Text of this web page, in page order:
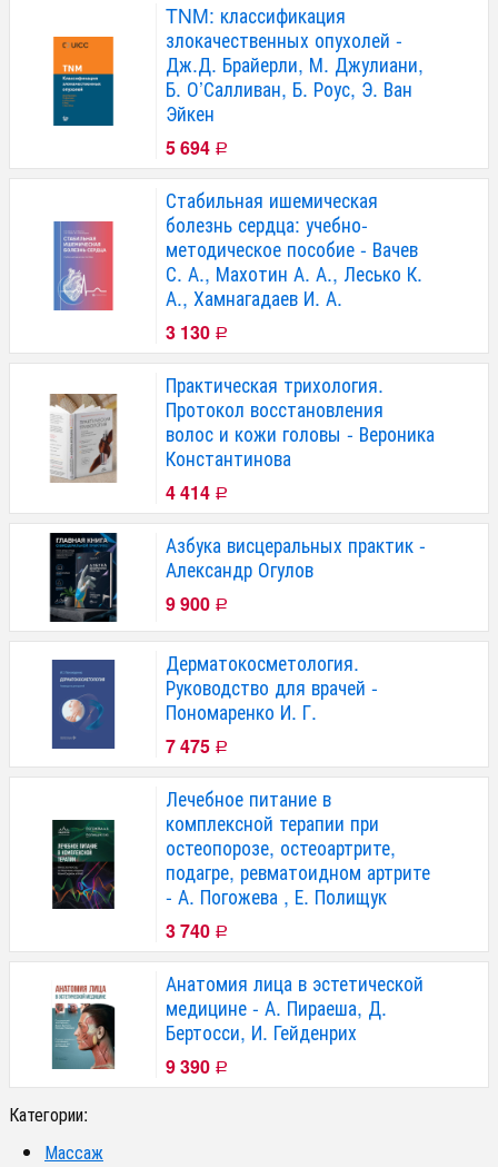
TNM: классификация
злокачественных опухолей -
Дж.Д. Брайерли, М. Джулиани,
Б. О’Салливан, Б. Роус, Э. Ван
Эйкен
5 694 Р
Стабильная ишемическая
болезнь сердца: учебно-
методическое пособие - Вачев
С. А., Махотин А. А., Лесько К.
А., Хамнагадаев И. А.
3 130 Р
Практическая трихология.
Протокол восстановления
волос и кожи головы - Вероника
Константинова
4 414 Р
Азбука висцеральных практик -
Александр Огулов
9 900 Р
Дерматокосметология.
Руководство для врачей -
Пономаренко И. Г.
7 475 Р
Лечебное питание в
комплексной терапии при
остеопорозе, остеоартрите,
подагре, ревматоидном артрите
- А. Погожева , Е. Полищук
3 740 Р
Анатомия лица в эстетической
медицине - А. Пираеша, Д.
Бертосси, И. Гейденрих
9 390 Р
Категории:
Массаж